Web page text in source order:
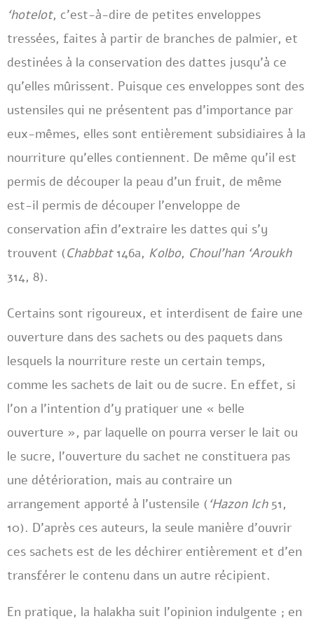
‘hotelot, c’est-à-dire de petites enveloppes
tressées, faites à partir de branches de palmier, et
destinées à la conservation des dattes jusqu’à ce
qu’elles mûrissent. Puisque ces enveloppes sont des
ustensiles qui ne présentent pas d’importance par
eux-mêmes, elles sont entièrement subsidiaires à la
nourriture qu’elles contiennent. De même qu’il est
permis de découper la peau d’un fruit, de même
est-il permis de découper l’enveloppe de
conservation afin d’extraire les dattes qui s’y
trouvent (Chabbat146a, Kolbo, Choul’han ‘Aroukh
314, 8).
Certains sont rigoureux, et interdisent de faire une
ouverture dans des sachets ou des paquets dans
lesquels la nourriture reste un certain temps,
comme les sachets de lait ou de sucre. En effet, si
l’on a l’intention d’y pratiquer une « belle
ouverture », par laquelle on pourra verser le lait ou
le sucre, l’ouverture du sachet ne constituera pas
une détérioration, mais au contraire un
arrangement apporté à l’ustensile (‘Hazon Ich51,
10). D’après ces auteurs, la seule manière d’ouvrir
ces sachets est de les déchirer entièrement et d’en
transférer le contenu dans un autre récipient.
En pratique, la halakha suit l’opinion indulgente ; en